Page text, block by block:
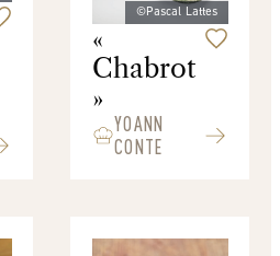
©Pascal Lattes
«
Chabrot
»
YOANN
CONTE